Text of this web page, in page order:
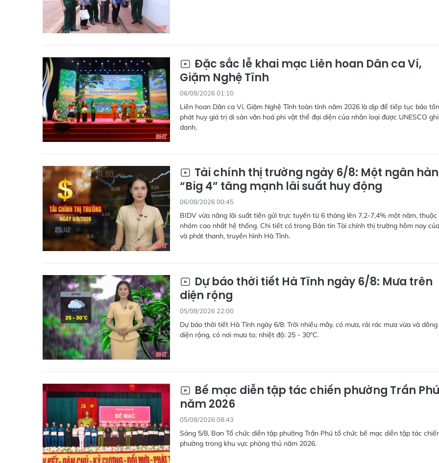
Đặc sắc lễ khai mạc Liên hoan Dân ca Ví,
Giặm Nghệ Tĩnh
06/08/2026 01:10
Liên hoan Dân ca Ví, Giặm Nghệ Tĩnh toàn tỉnh năm 2026 là dịp để tiếp tục bảo
phát huy giá trị di sản văn hoá phi vật thể đại diện của nhân loại được UNESCO ghi
danh.
Tài chính thị trường ngày 6/8: Một ngân
“Big 4” tăng mạnh lãi suất huy động
06/08/2026 00:45
BIDV vừa nâng lãi suất tiền gửi trực tuyến từ 6 tháng lên 7,2-7,4% một năm, thuộc
nhóm cao nhất hệ thống. Chi tiết có trong Bản tin Tài chính thị trường hôm nay
và phát thanh, truyền hình Hà Tĩnh.
Dự báo thời tiết Hà Tĩnh ngày 6/8: Mưa trên
diện rộng
05/08/2026 22:00
Dự báo thời tiết Hà Tĩnh ngày 6/8: Trời nhiều mây, có mưa, rải rác mưa vừa và
diện rộng, có nơi mưa to; nhiệt độ: 25 - 30°C.
Bế mạc diễn tập tác chiến phường Trần Phú
năm 2026
05/08/2026 08:43
Sáng 5/8, Ban Tổ chức diễn tập phường Trần Phú tổ chức bế mạc diễn tập tác
phường trong khu vực phòng thủ năm 2026.